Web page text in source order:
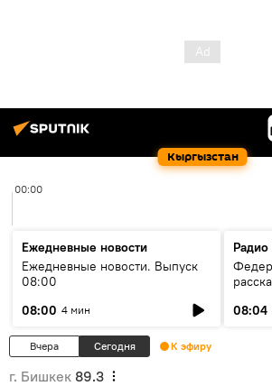
Кыргызстан
00:00
Ежедневные новости
Ежедневные новости. Выпуск
08:00
08:00 4 мин
08:04
Вчера Сегодня К эфиру
г. Бишкек 89.3